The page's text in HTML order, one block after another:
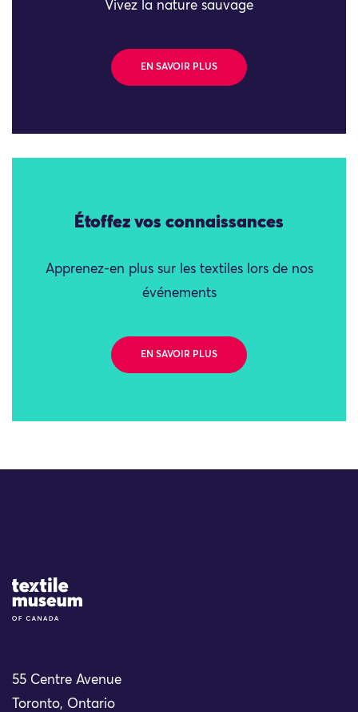
Vivez la nature sauvage
EN SAVOIR PLUS
Étoffez vos connaissances
Apprenez-en plus sur les textiles lors de nos
événements
EN SAVOIR PLUS
Site Logo
55 Centre Avenue
Toronto, Ontario